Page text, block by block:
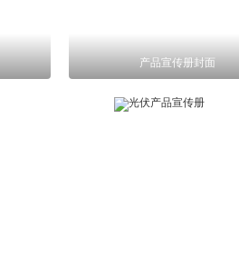
产品宣传册封面